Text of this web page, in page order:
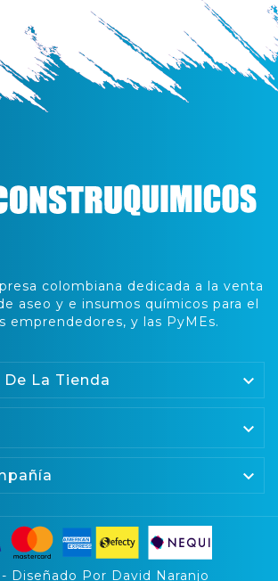
colombiana dedicada a la venta
aseo y e insumos químicos para el
emprendedores, y las PyMEs.
La Tienda 


Diseñado Por David Naranjo